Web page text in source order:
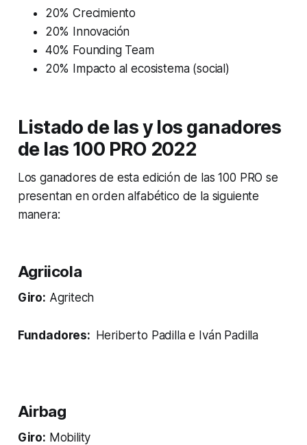
20% Crecimiento
20% Innovación
40% Founding Team
20% Impacto al ecosistema (social)
Listado de las y los ganadores
de las 100 PRO 2022
Los ganadores de esta edición de las 100 PRO se
presentan en orden alfabético de la siguiente
manera:
Agriicola
Giro: Agritech
Fundadores: Heriberto Padilla e Iván Padilla
Airbag
Giro: Mobility